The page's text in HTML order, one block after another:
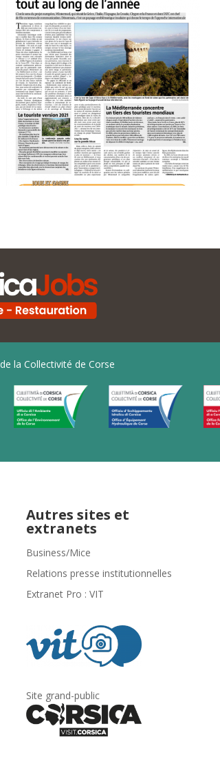
la Collectivité de Corse
Autres sites et
extranets
Business/Mice
Relations presse institutionnelles
Extranet Pro : VIT
Site grand-public